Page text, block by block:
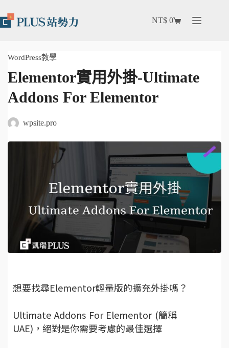
NT$ 0
WordPress教學
Elementor實用外掛-Ultimate
Addons For Elementor
wpsite.pro
想要找尋Elementor輕量版的擴充外掛嗎？
Ultimate Addons For Elementor (簡稱
UAE)，絕對是你需要考慮的最佳選擇